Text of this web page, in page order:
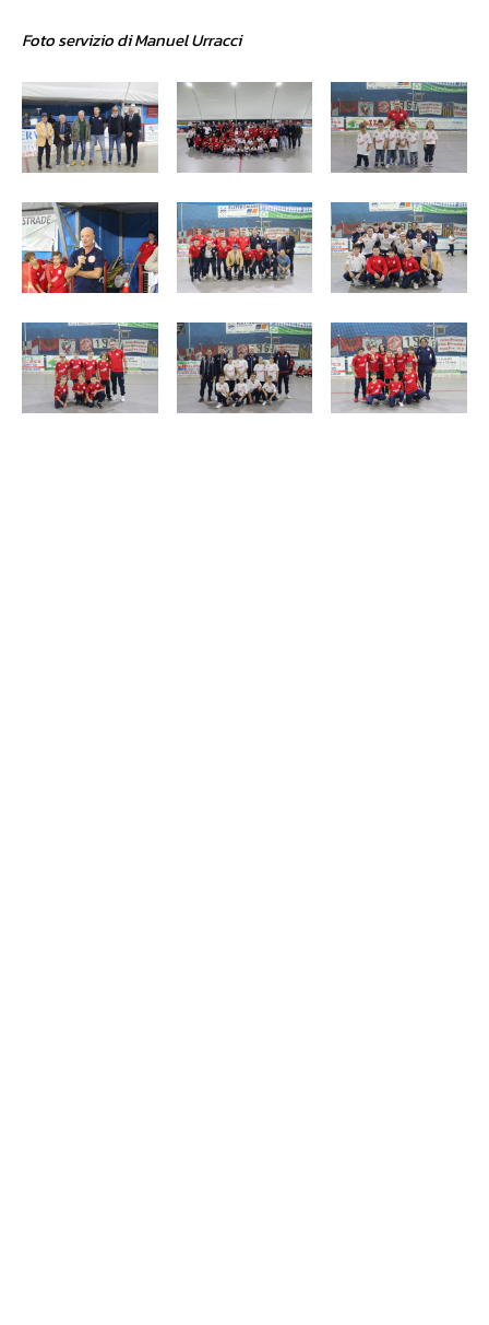
Foto servizio di Manuel Urracci